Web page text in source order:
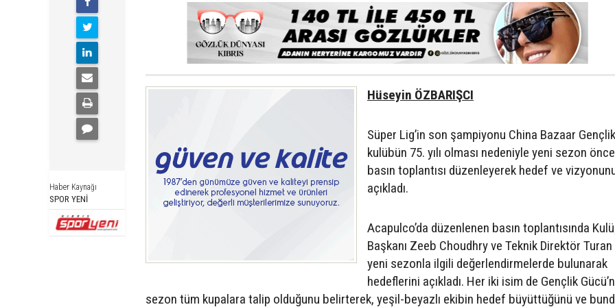
Haber Kaynağı
SPOR YENİ
Hüseyin ÖZBARIŞCI
Süper Lig’in son şampiyonu China Bazaar
kulübün 75. yılı olması nedeniyle yeni sezon
basın toplantısı düzenleyerek hedef ve
açıkladı.
Acapulco’da düzenlenen basın toplantısında
Başkanı Zeeb Choudhry ve Teknik Direktör
yeni sezonla ilgili değerlendirmelerde bulunarak
hedeflerini açıkladı. Her iki isim de Gençlik
sezon tüm kupalara talip olduğunu belirterek, yeşil-beyazlı ekibin hedef büyüttüğünü ve